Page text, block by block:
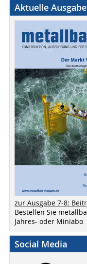
Aktuelle Ausgabe
zur Ausgabe 7-8:
Bestellen Sie
Jahres- oder Miniabo
Social Media